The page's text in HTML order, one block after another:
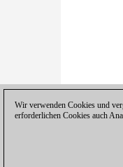
Wir verwenden Cookies und
erforderlichen Cookies auch